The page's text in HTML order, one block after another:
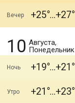
Вечер +25 +27
10 Августа,
Понедельник
Ночь +19 +21
Утро +21 +23